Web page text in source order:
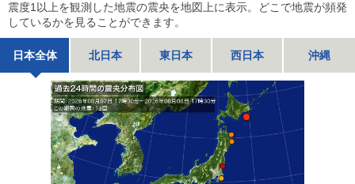
震度1以上を観測した地震の震央を地図上に表示。どこで地震が頻発
しているかを見ることができます。
日本全体 北日本 東日本 西日本 沖縄